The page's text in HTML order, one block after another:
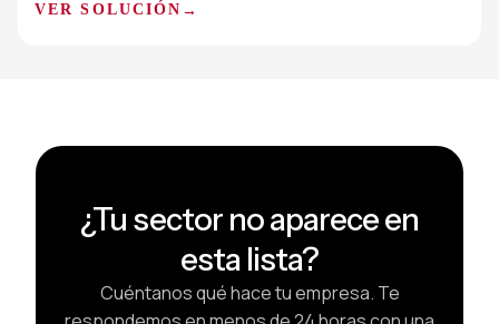
VER SOLUCIÓN →
¿Tu sector no aparece en
esta lista?
Cuéntanos qué hace tu empresa. Te